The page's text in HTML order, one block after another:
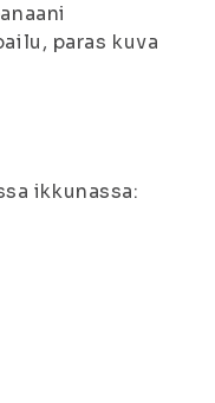
paras kuva
ikkunassa: